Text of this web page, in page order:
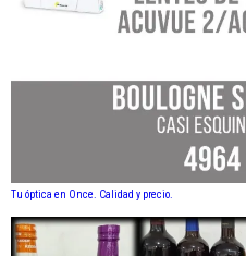
Tu óptica en Once. Calidad y precio.